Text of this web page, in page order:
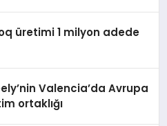
üretimi 1 milyon adede
Valencia’da Avrupa
ortaklığı